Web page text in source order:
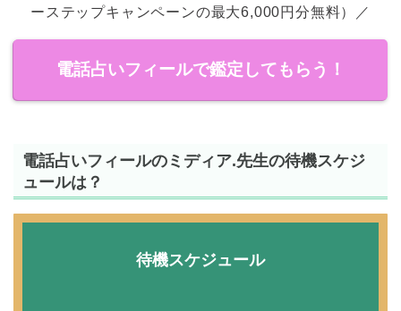
ーステップキャンペーンの最大6,000円分無料）／
電話占いフィールで鑑定してもらう！
電話占いフィールのミディア.先生の待機スケジ
ュールは？
待機スケジュール